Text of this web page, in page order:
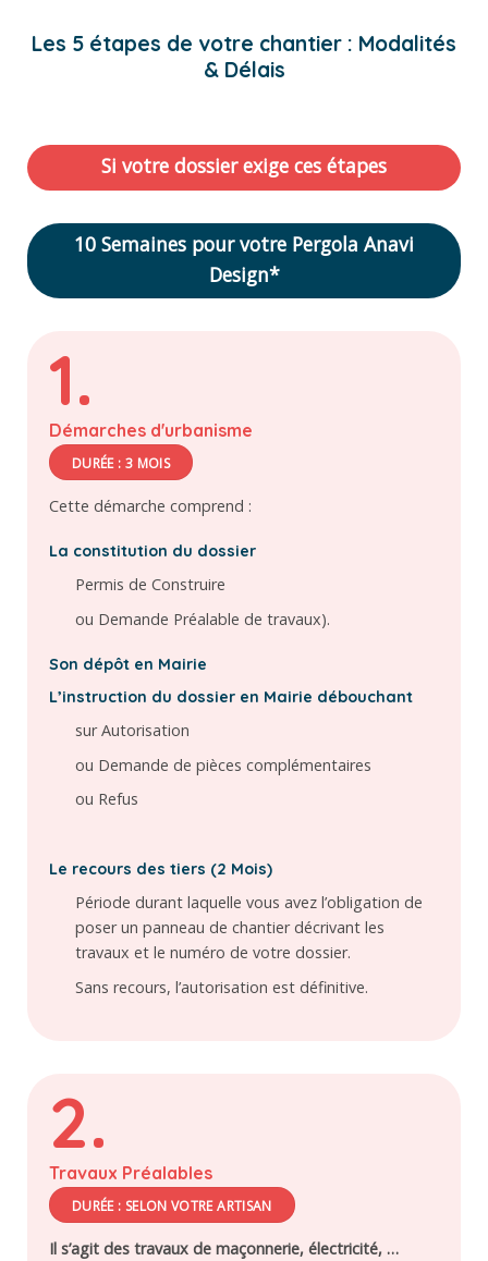
Les 5 étapes de votre chantier : Modalités
& Délais
Si votre dossier exige ces étapes
10 Semaines pour votre Pergola Anavi
Design*
1.
Démarches d'urbanisme
DURÉE : 3 MOIS
Cette démarche comprend :
La constitution du dossier
Permis de Construire
ou Demande Préalable de travaux).
Son dépôt en Mairie
L’instruction du dossier en Mairie débouchant
sur Autorisation
ou Demande de pièces complémentaires
ou Refus
Le recours des tiers (2 Mois)
Période durant laquelle vous avez l’obligation de
poser un panneau de chantier décrivant les
travaux et le numéro de votre dossier.
Sans recours, l’autorisation est définitive.
2.
Travaux Préalables
DURÉE : SELON VOTRE ARTISAN
Il s’agit des travaux de maçonnerie, électricité, …